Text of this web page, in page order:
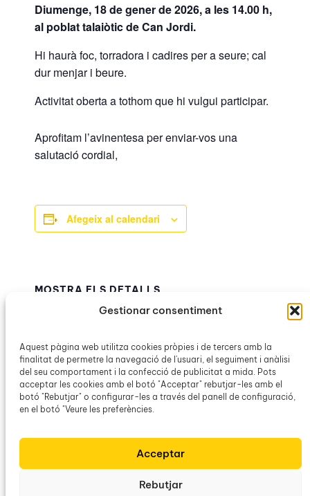
Gestionar consentiment
Aquest pàgina web utilitza cookies pròpies i de tercers amb la
finalitat de permetre la navegació de l'usuari, el seguiment i anàlisi
del seu comportament i la confecció de publicitat a mida. Pots
acceptar les cookies amb el botó "Acceptar" rebutjar-les amb el
botó "Rebutjar" o configurar-les a través del panell de configuració,
en el botó "Veure les preferències.
Acceptar
Rebutjar
Diumenge, 18 de gener de 2026, a les 14.00 h,
al poblat talaiòtic de Can Jordi.
Hi haurà foc, torradora i cadires per a seure; cal
dur menjar i beure.
Activitat oberta a tothom que hi vulgui participar.
Aprofitam l’avinentesa per enviar-vos una
salutació cordial,
Afegeix al calendari
MOSTRA ELS DETALLS
Hora:
14:00h – 16:00h
Categoria d’Esdeveniment:
Lausa. Associació Cultural